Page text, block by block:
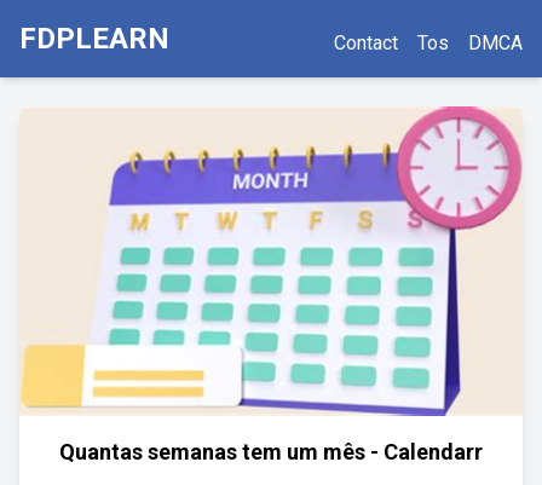
FDPLEARN Contact Tos DMCA
Quantas semanas tem um mês - Calendarr